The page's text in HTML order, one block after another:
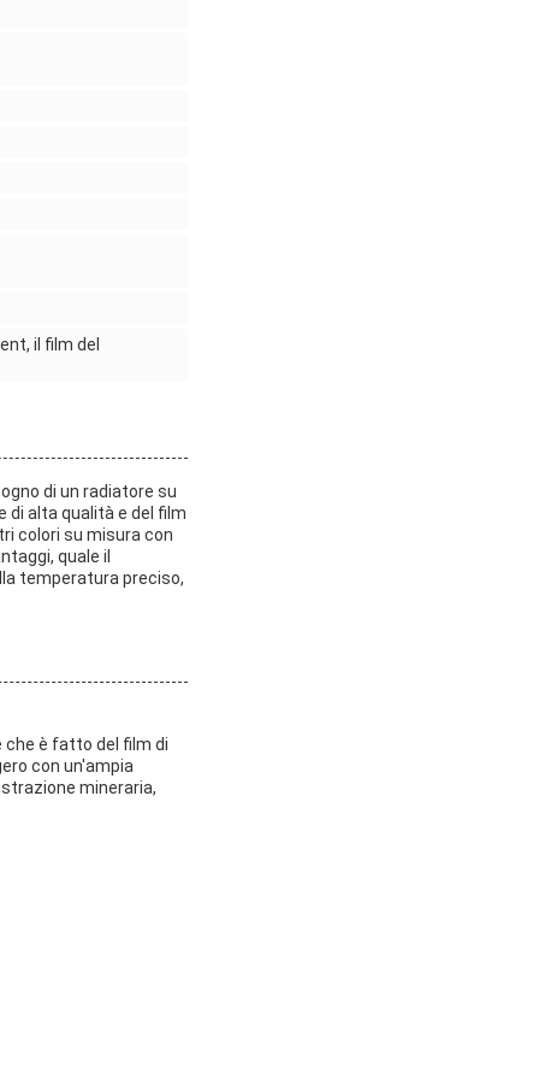
il film del
di un radiatore su
di alta qualità e del film
colori su misura con
quale il
temperatura preciso,
che è fatto del film di
con un'ampia
mineraria,